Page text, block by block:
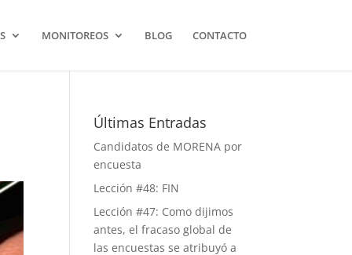
MONITOREOS BLOG CONTACTO
Últimas Entradas
Candidatos de MORENA por
encuesta
Lección #48: FIN
Lección #47: Como dijimos
antes, el fracaso global de
las encuestas se atribuyó a